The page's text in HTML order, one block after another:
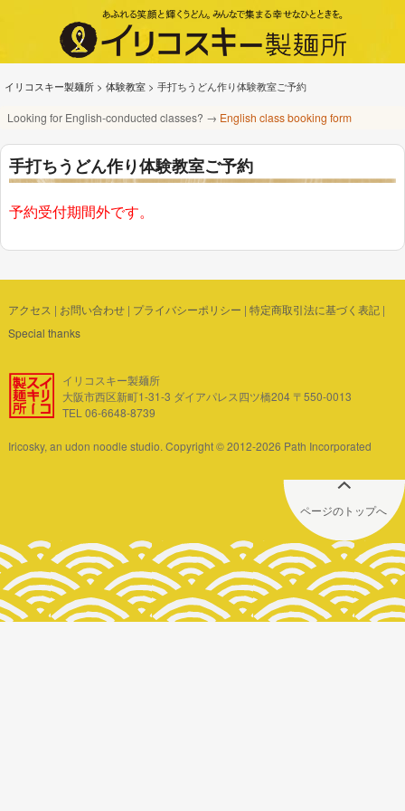
イリコスキー製麺所 > 体験教室 > 手打ちうどん作り体験教室ご予約
Looking for English-conducted classes? → English class booking form
手打ちうどん作り体験教室ご予約
予約受付期間外です。
アクセス | お問い合わせ| プライバシーポリシー | 特定商取引法に基づく表記|
Special thanks
イリコスキー製麺所
大阪市西区新町1-31-3 ダイアパレス四ツ橋204 〒550-0013
TEL 06-6648-8739
Iricosky, an udon noodle studio. Copyright © 2012-2026 Path Incorporated
ページのトップへ